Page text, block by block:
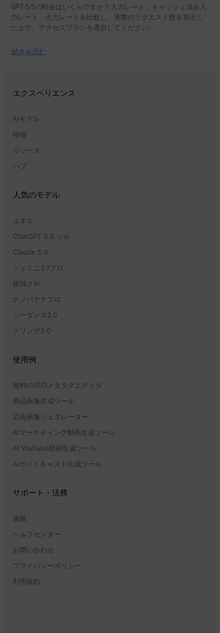
GPT-5.5の料金はいくらですか？入力レート、キャッシュ済み入
力レート、出力レートを比較し、実際のリクエスト数を算出し
た上で、アクセスプランを選択してください。.
続きを読む
エクスペリエンス
AIモデル
特徴
リソース
ハブ
人気のモデル
ユキエ
ChatGPT 5.6 ソル
Claude 5.0
ジェミニ3.1プロ
複雑さAI
ナノバナナプロ
シーダンス2.0
クリング3.0
使用例
無料のSEOメタタグエディタ
商品画像生成ツール
広告画像ジェネレーター
AIマーケティング動画生成ツール
AI YouTube動画生成ツール
AIポッドキャスト生成ツール
サポート・法務
価格
ヘルプセンター
お問い合わせ
プライバシーポリシー
利用規約